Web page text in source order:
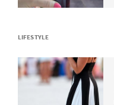
LIFESTYLE